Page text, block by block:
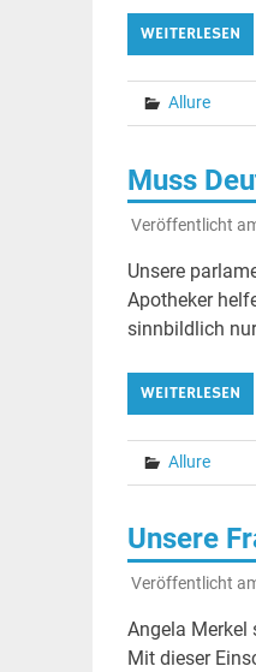
WEITERLESEN
Allure
Muss
Veröffentlicht
Unsere
Apotheker
sinnbildlich
WEITERLESEN
Allure
Unsere
Veröffentlicht
Angela Merkel
Mit dieser